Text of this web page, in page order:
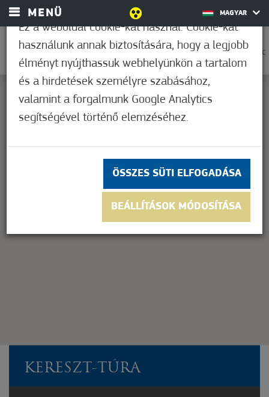
MENÜ MAGYAR
0
33,9°C
This page can't load Google Maps correctly.
Do you own this website? OK
KERESZT-TÚRA
Ez a weboldal cookie-kat használ. Cookie-kat
használunk annak biztosítására, hogy a legjobb
élményt nyújthassuk webhelyünkön a tartalom
és a hirdetések személyre szabásához,
valamint a forgalmunk Google Analytics
segítségével történő elemzéséhez.
ÖSSZES SÜTI ELFOGADÁSA
BEÁLLÍTÁSOK MÓDOSÍTÁSA